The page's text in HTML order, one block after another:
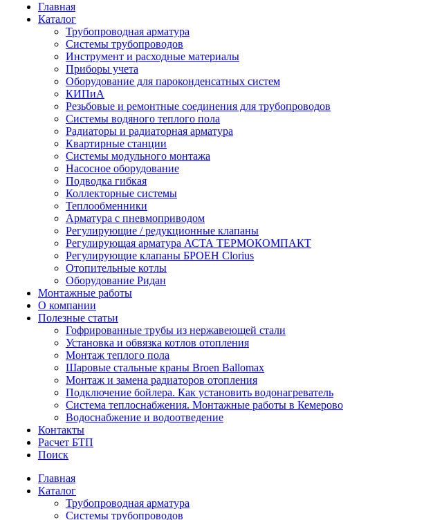
Главная
Каталог
Трубопроводная арматура
Системы трубопроводов
Инструмент и расходные материалы
Приборы учета
Оборудование для пароконденсатных систем
КИПиА
Резьбовые и ремонтные соединения для трубопроводов
Системы водяного теплого пола
Радиаторы и радиаторная арматура
Квартирные станции
Системы модульного монтажа
Насосное оборудование
Подводка гибкая
Коллекторные системы
Теплообменники
Арматура с пневмоприводом
Регулирующие / редукционные клапаны
Регулирующая арматура АСТА ТЕРМОКОМПАКТ
Регулирующие клапаны БРОЕН Clorius
Отопительные котлы
Оборудование Ридан
Монтажные работы
О компании
Полезные статьи
Гофрированные трубы из нержавеющей стали
Установка и обвязка котлов отопления
Монтаж теплого пола
Шаровые стальные краны Broen Ballomax
Монтаж и замена радиаторов отопления
Подключение бойлера. Как установить водонагреватель
Система теплоснабжения. Монтажные работы в Кемерово
Водоснабжение и водоотведение
Контакты
Расчет БТП
Поиск
Главная
Каталог
Трубопроводная арматура
Системы трубопроводов